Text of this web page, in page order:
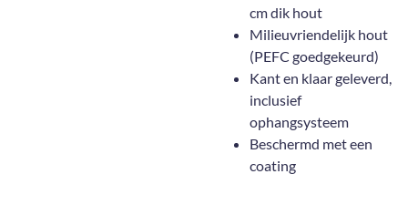
cm dik hout
Milieuvriendelijk hout
(PEFC goedgekeurd)
Kant en klaar geleverd,
inclusief
ophangsysteem
Beschermd met een
coating